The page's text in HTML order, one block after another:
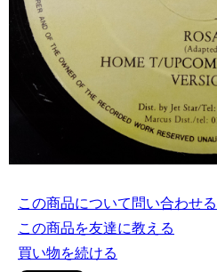
この商品について問い合わせる
この商品を友達に教える
買い物を続ける